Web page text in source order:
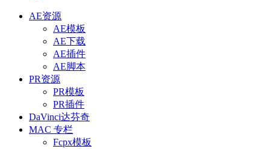
AE资源
AE模板
AE下载
AE插件
AE脚本
PR资源
PR模板
PR插件
DaVinci达芬奇
MAC 专栏
Fcpx模板